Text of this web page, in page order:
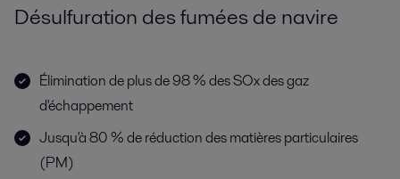
Désulfuration des fumées de navire
Élimination de plus de 98 % des SOx des gaz
d'échappement
Jusqu'à 80 % de réduction des matières particulaires
(PM)